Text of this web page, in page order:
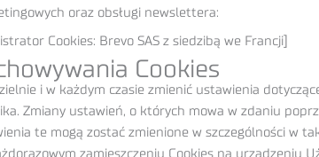
oraz obsługi newslettera:
Cookies: Brevo SAS z siedzibą we Francji]
Cookies
i w każdym czasie zmienić ustawienia
Zmiany ustawień, o których mowa w zdaniu
te mogą zostać zmienione w szczególności w
zamieszczeniu Cookies na urządzeniu